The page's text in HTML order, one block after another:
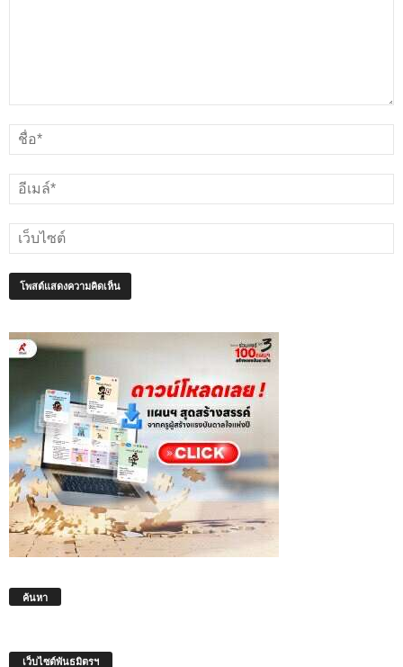
ค้นหา
เว็บไซต์พันธมิตรฯ